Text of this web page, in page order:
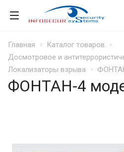
Главная
Каталог товаров
Досмотровое и
Локализаторы взрыва
ФОНТАН-4